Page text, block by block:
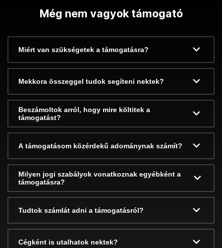
Még nem vagyok támogató
Miért van szükségetek a támogatásra?
Mekkora összeggel tudok segíteni nektek?
Beszámoltok arról, hogy mire költitek a
támogatást?
A támogatásom közérdekű adománynak számít?
Milyen jogi szabályok vonatkoznak egyébként a
támogatásra?
Tudtok számlát adni a támogatásról?
Cégként is utalhatok nektek?